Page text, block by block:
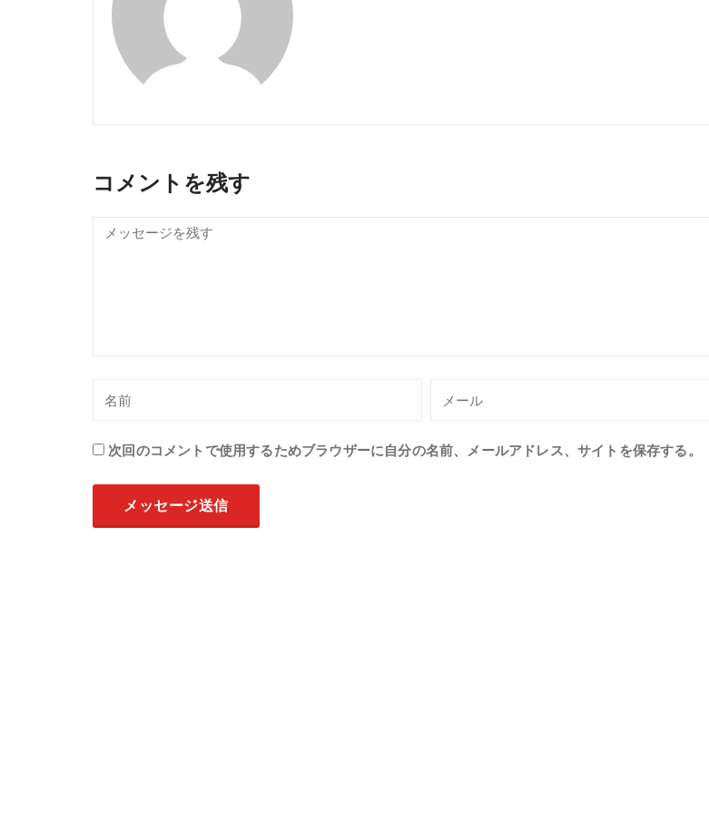
コメントを残す
次回のコメントで使用するためブラウザーに自分の名前、メールアドレス、サイトを保存する。